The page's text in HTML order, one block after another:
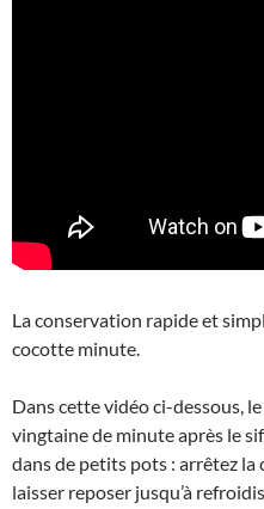
La conservation rapide et
cocotte minute.
Dans cette vidéo ci-dessous,
vingtaine de minute après le
dans de petits pots : arrêtez
laisser reposer jusqu’à